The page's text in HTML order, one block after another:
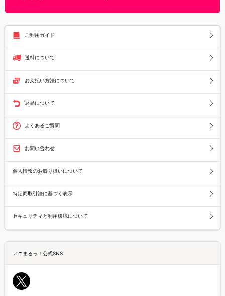
ご利用ガイド
送料について
お支払い方法について
返品について
よくあるご質問
お問い合わせ
個人情報のお取り扱いについて
特定商取引法に基づく表示
セキュリティと利用環境について
アニまるっ！公式SNS